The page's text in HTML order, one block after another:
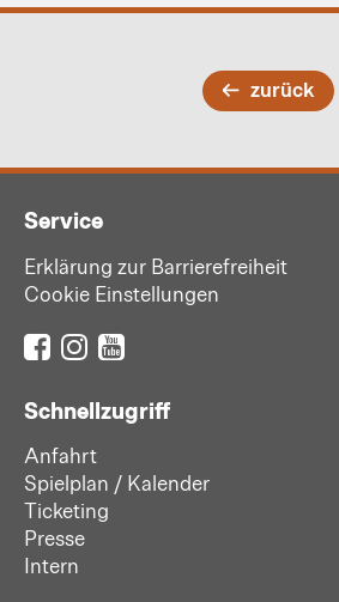
zurück
Service
Erklärung zur Barrierefreiheit
Cookie Einstellungen
Schnellzugriff
Anfahrt
Spielplan / Kalender
Ticketing
Presse
Intern